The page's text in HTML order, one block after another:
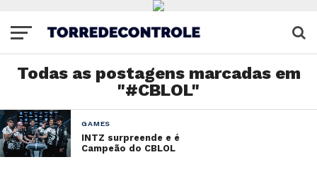
Todas as postagens marcadas em
"#CBLOL"
GAMES
INTZ surpreende e é
Campeão do CBLOL